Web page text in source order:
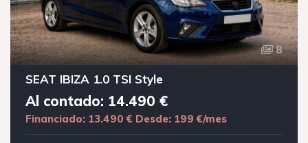
8
SEAT IBIZA 1.0 TSI Style
Al contado: 14.490 €
Financiado: 13.490 € Desde: 199 €/mes